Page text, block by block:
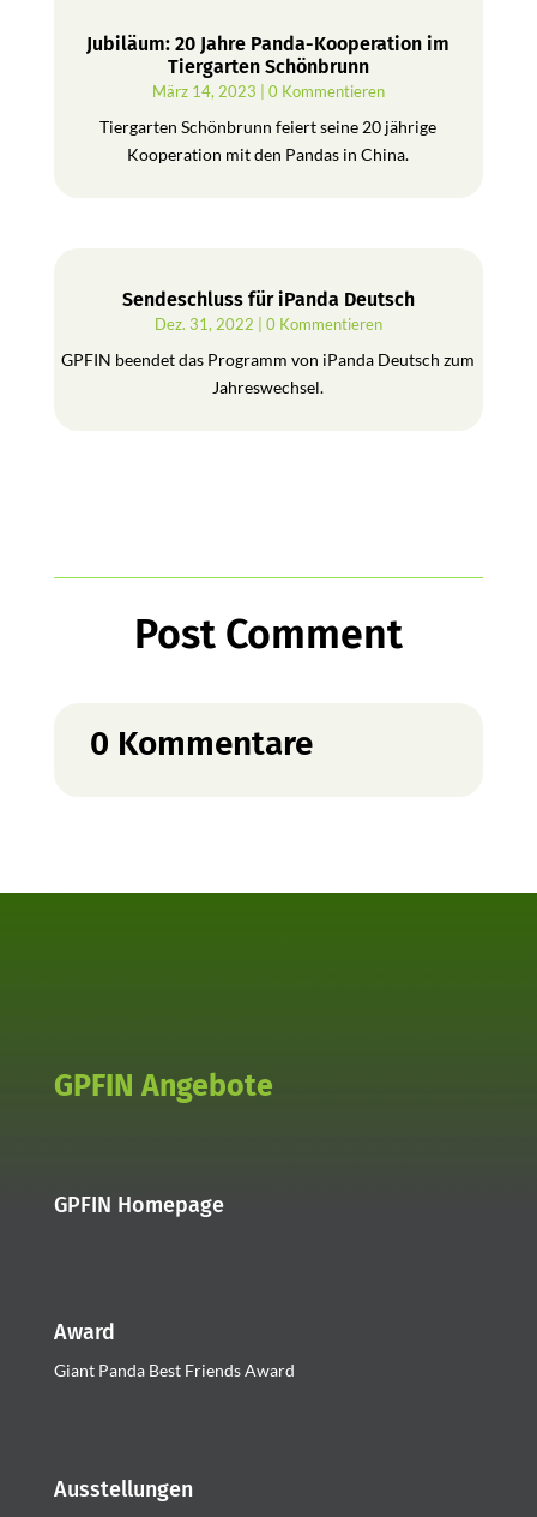
Jubiläum: 20 Jahre Panda-Kooperation im
Tiergarten Schönbrunn
März 14, 2023 | 0 Kommentieren
Tiergarten Schönbrunn feiert seine 20 jährige
Kooperation mit den Pandas in China.
Sendeschluss für iPanda Deutsch
Dez. 31, 2022 | 0 Kommentieren
GPFIN beendet das Programm von iPanda Deutsch zum
Jahreswechsel.
Post Comment
0 Kommentare
GPFIN Angebote
GPFIN Homepage
Award
Giant Panda Best Friends Award
Ausstellungen